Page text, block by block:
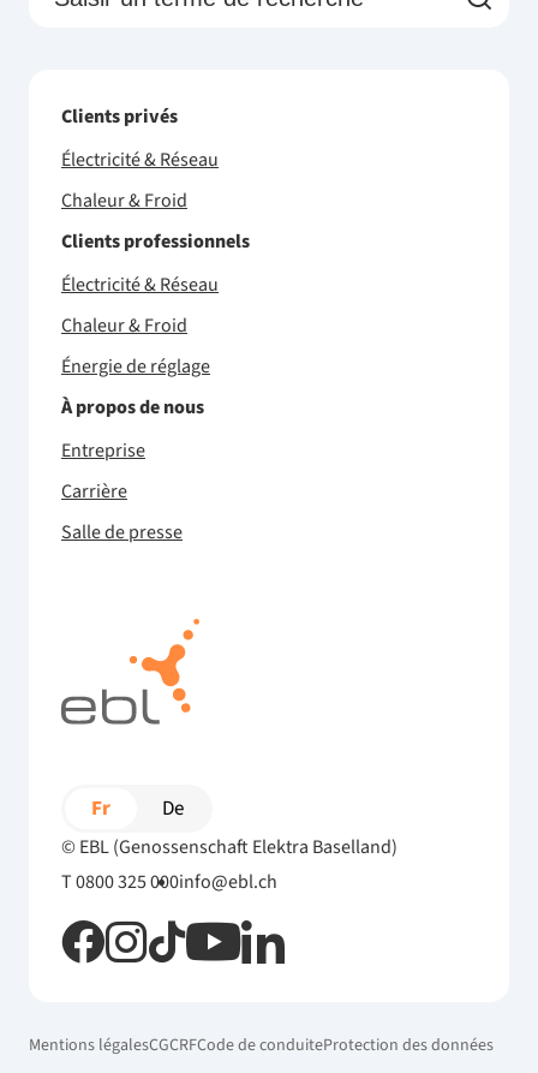
Clients privés
Électricité & Réseau
Chaleur & Froid
Clients professionnels
Électricité & Réseau
Chaleur & Froid
Énergie de réglage
À propos de nous
Entreprise
Carrière
Salle de presse
© EBL (Genossenschaft Elektra Baselland)
T 0800 325 000info@ebl.ch
Fr De
Mentions légalesCGCRFCode de conduiteProtection des données